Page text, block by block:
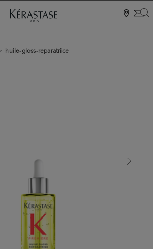
huile-gloss-reparatrice